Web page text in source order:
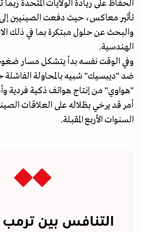
الحفاظ على ريادة الولايات المتحدة
تأثير معاكس، حيث دفعت الصينيين
والبحث عن حلول مبتكرة بما في ذلك
الهندسية.
وفي الوقت نفسه بدأ يتشكل مسار
ضد "ديبسيك" شبيه بالمحاولة الفاشلة
"هواوي" من إنتاج هواتف ذكية فردية
أمر قد يرخي بظلاله على العلاقات
السنوات الأربع المقبلة.
التنافس بين